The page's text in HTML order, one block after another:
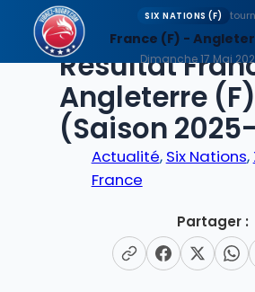
contenu
EN DIRECT
Résultat
Angleterre
(Saison
Actualité, Six Nations,
France
Partager :
SIX NATIONS (F)
France (F) -
Dimanche 17 Mai